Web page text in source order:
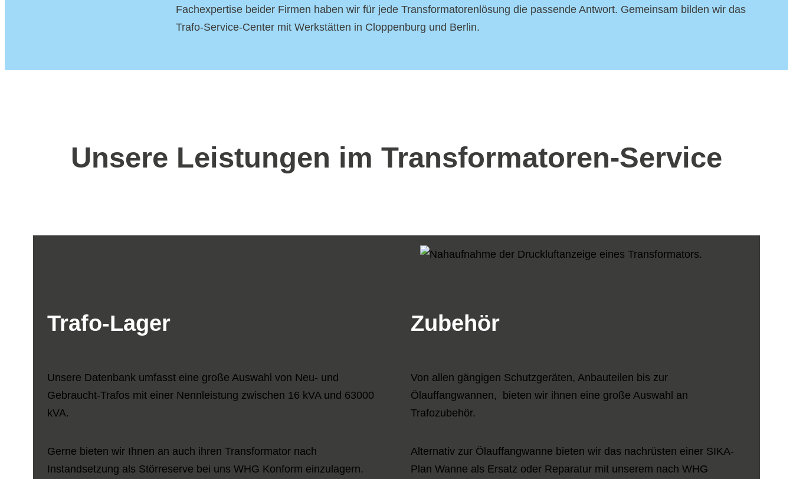
Fachexpertise beider Firmen haben wir für jede Transformatorenlösung die passende Antwort. Gemeinsam bilden wir das
Trafo-Service-Center mit Werkstätten in Cloppenburg und Berlin.
Unsere Leistungen im Transformatoren-Service
Trafo-Lager
Unsere Datenbank umfasst eine große Auswahl von Neu- und
Gebraucht-Trafos mit einer Nennleistung zwischen 16 kVA und 63000
kVA.
Gerne bieten wir Ihnen an auch ihren Transformator nach
Instandsetzung als Störreserve bei uns WHG Konform einzulagern.
Zubehör
Von allen gängigen Schutzgeräten, Anbauteilen bis zur
Ölauffangwannen, bieten wir ihnen eine große Auswahl an
Trafozubehör.
Alternativ zur Ölauffangwanne bieten wir das nachrüsten einer SIKA-
Plan Wanne als Ersatz oder Reparatur mit unserem nach WHG